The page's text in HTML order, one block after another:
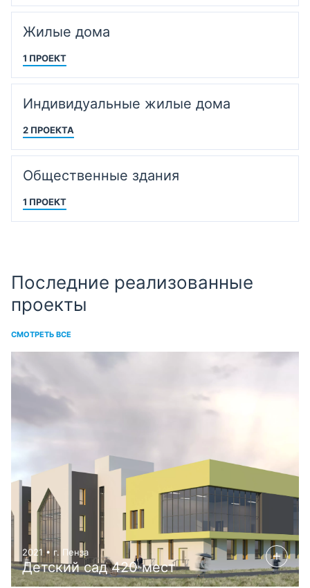
Жилые дома
1 ПРОЕКТ
Индивидуальные жилые дома
2 ПРОЕКТА
Общественные здания
1 ПРОЕКТ
Последние реализованные
проекты
СМОТРЕТЬ ВСЕ
2021 • г. Пенза
Детский сад 420 мест